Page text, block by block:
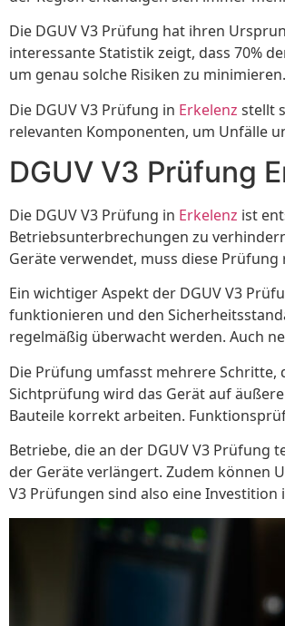
Die DGUV V3 Prüfung hat ihren
interessante Statistik zeigt, dass 70%
um genau solche Risiken zu minimieren.
Die DGUV V3 Prüfung in Erkelenz stellt
relevanten Komponenten, um Unfälle
DGUV V3 Prüfung
Die DGUV V3 Prüfung in Erkelenz ist
Betriebsunterbrechungen zu
Geräte verwendet, muss diese
Ein wichtiger Aspekt der DGUV V3
funktionieren und den
regelmäßig überwacht werden. Auch
Die Prüfung umfasst mehrere
Sichtprüfung wird das Gerät auf
Bauteile korrekt arbeiten.
Betriebe, die an der DGUV V3
der Geräte verlängert. Zudem können
V3 Prüfungen sind also eine Investition